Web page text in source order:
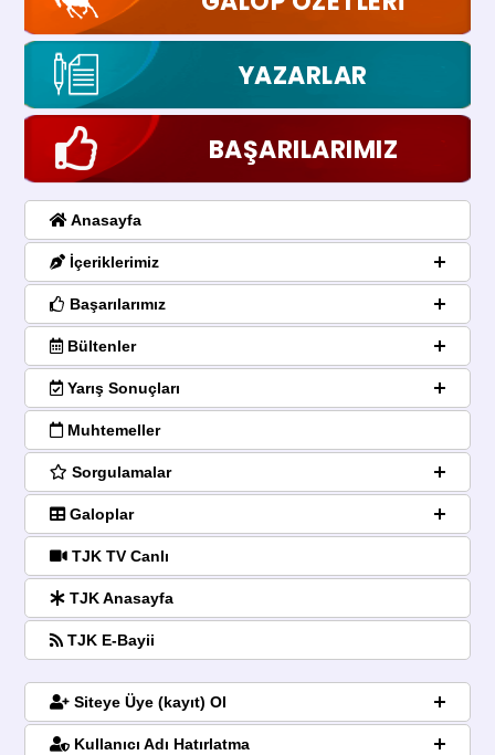
YAZARLAR
BAŞARILARIMIZ
Anasayfa
İçeriklerimiz
Başarılarımız
Bültenler
Yarış Sonuçları
Muhtemeller
Sorgulamalar
Galoplar
TJK TV Canlı
TJK Anasayfa
TJK E-Bayii
Siteye Üye (kayıt) Ol
Kullanıcı Adı Hatırlatma